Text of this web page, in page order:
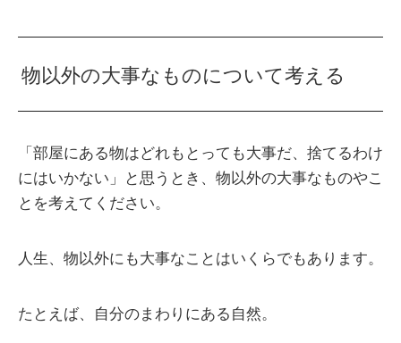
物以外の大事なものについて考える
「部屋にある物はどれもとっても大事だ、捨てるわけ
にはいかない」と思うとき、物以外の大事なものやこ
とを考えてください。
人生、物以外にも大事なことはいくらでもあります。
たとえば、自分のまわりにある自然。